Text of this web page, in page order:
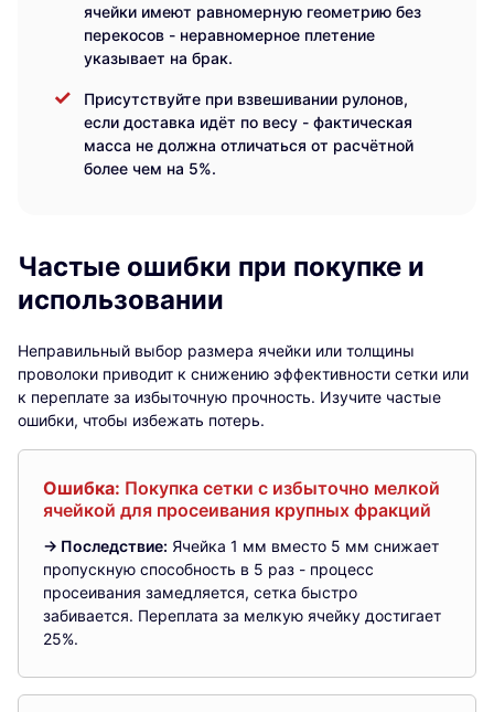
ячейки имеют равномерную геометрию без
перекосов - неравномерное плетение
указывает на брак.
Присутствуйте при взвешивании рулонов,
если доставка идёт по весу - фактическая
масса не должна отличаться от расчётной
более чем на 5%.
Частые ошибки при покупке и
использовании
Неправильный выбор размера ячейки или толщины
проволоки приводит к снижению эффективности сетки или
к переплате за избыточную прочность. Изучите частые
ошибки, чтобы избежать потерь.
Ошибка: Покупка сетки с избыточно мелкой
ячейкой для просеивания крупных фракций
→ Последствие: Ячейка 1 мм вместо 5 мм снижает
пропускную способность в 5 раз - процесс
просеивания замедляется, сетка быстро
забивается. Переплата за мелкую ячейку достигает
25%.